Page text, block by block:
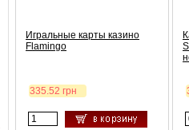
Игральные карты казино
Flamingo
335.52 грн